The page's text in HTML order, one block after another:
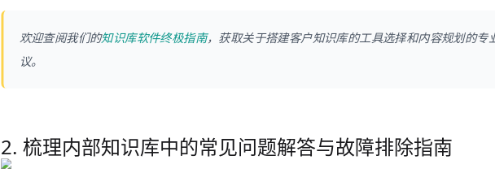
欢迎查阅我们的知识库软件终极指南，获取关于搭建客户知识库的工具选择和内容规划的专
议。
2. 梳理内部知识库中的常见问题解答与故障排除指南